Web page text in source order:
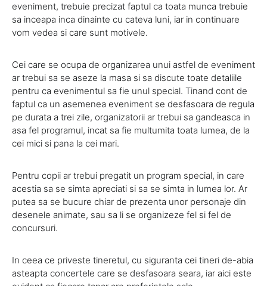
eveniment, trebuie precizat faptul ca toata munca trebuie
sa inceapa inca dinainte cu cateva luni, iar in continuare
vom vedea si care sunt motivele.
Cei care se ocupa de organizarea unui astfel de eveniment
ar trebui sa se aseze la masa si sa discute toate detaliile
pentru ca evenimentul sa fie unul special. Tinand cont de
faptul ca un asemenea eveniment se desfasoara de regula
pe durata a trei zile, organizatorii ar trebui sa gandeasca in
asa fel programul, incat sa fie multumita toata lumea, de la
cei mici si pana la cei mari.
Pentru copii ar trebui pregatit un program special, in care
acestia sa se simta apreciati si sa se simta in lumea lor. Ar
putea sa se bucure chiar de prezenta unor personaje din
desenele animate, sau sa li se organizeze fel si fel de
concursuri.
In ceea ce priveste tineretul, cu siguranta cei tineri de-abia
asteapta concertele care se desfasoara seara, iar aici este